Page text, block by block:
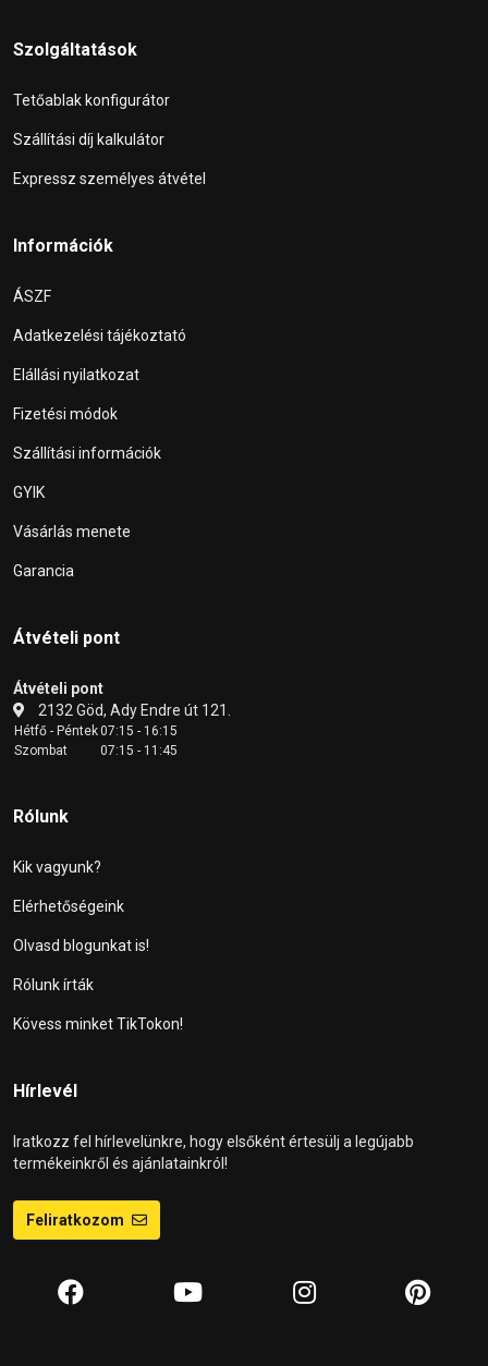
Szolgáltatások
Tetőablak konfigurátor
Szállítási díj kalkulátor
Expressz személyes átvétel
Információk
ÁSZF
Adatkezelési tájékoztató
Elállási nyilatkozat
Fizetési módok
Szállítási információk
GYIK
Vásárlás menete
Garancia
Átvételi pont
Átvételi pont
2132 Göd, Ady Endre út 121.
Hétfő - Péntek07:15 - 16:15
Szombat
07:15 - 11:45
Rólunk
Kik vagyunk?
Elérhetőségeink
Olvasd blogunkat is!
Rólunk írták
Kövess minket TikTokon!
Hírlevél
Iratkozz fel hírlevelünkre, hogy elsőként értesülj a legújabb
termékeinkről és ajánlatainkról!
Feliratkozom